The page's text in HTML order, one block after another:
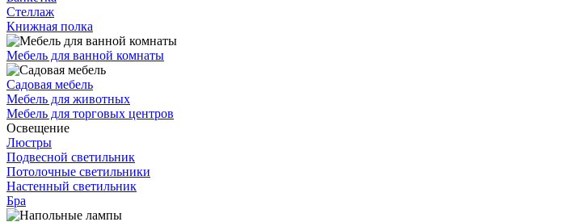
Стеллаж
Книжная полка
Мебель для ванной комнаты
Садовая мебель
Мебель для животных
Мебель для торговых центров
Освещение
Люстры
Подвесной светильник
Потолочные светильники
Настенный светильник
Бра